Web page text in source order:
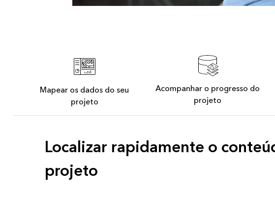
Mapear os dados do seu
projeto
Acompanhar o progresso do
projeto
Localizar rapidamente o
projeto